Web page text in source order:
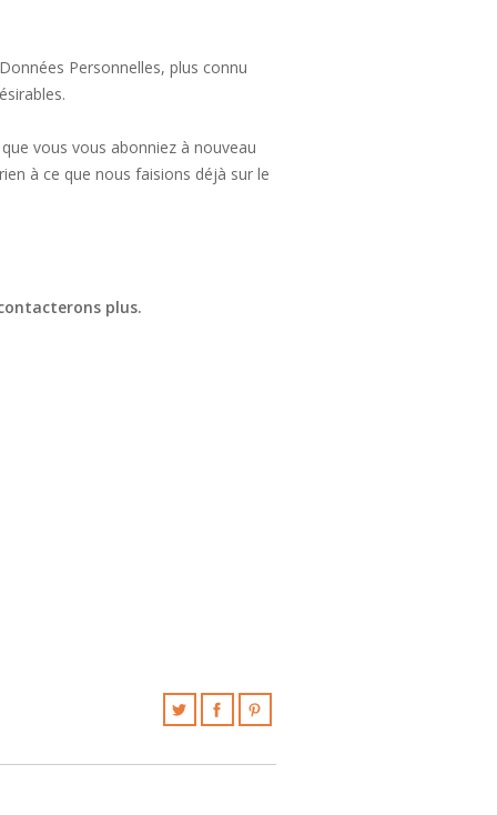
Personnelles, plus connu
vous vous abonniez à nouveau
à ce que nous faisions déjà sur le
plus.